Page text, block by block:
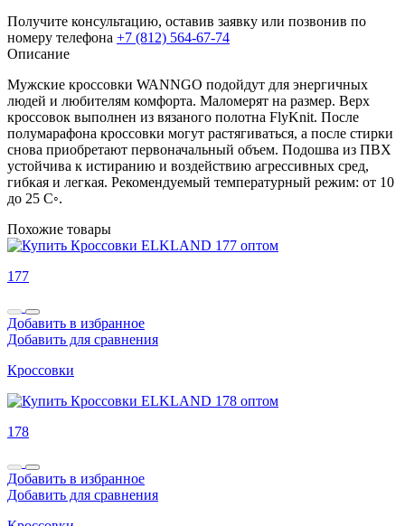
Получите консультацию, оставив заявку или позвонив по
номеру телефона +7 (812) 564-67-74
Описание
Мужские кроссовки WANNGO подойдут для энергичных
людей и любителям комфорта. Маломерят на размер. Верх
кроссовок выполнен из вязаного полотна FlyKnit. После
полумарафона кроссовки могут растягиваться, а после стирки
снова приобретают первоначальный объем. Подошва из ПВХ
устойчива к истиранию и воздействию агрессивных сред,
гибкая и легкая. Рекомендуемый температурный режим: от 10
до 25 С◦.
Похожие товары
177
Добавить в избранное
Добавить для сравнения
Кроссовки
178
Добавить в избранное
Добавить для сравнения